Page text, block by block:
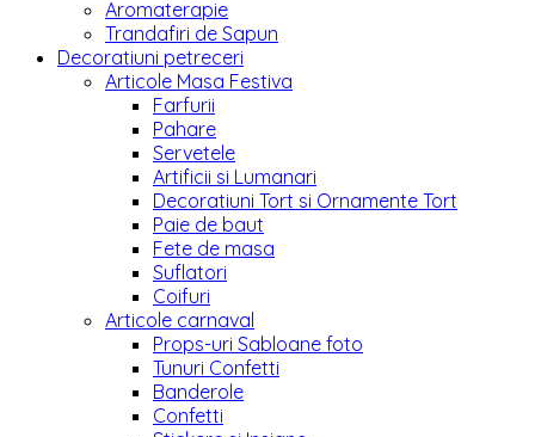
Aromaterapie
Trandafiri de Sapun
Decoratiuni petreceri
Articole Masa Festiva
Farfurii
Pahare
Servetele
Artificii si Lumanari
Decoratiuni Tort si Ornamente Tort
Paie de baut
Fete de masa
Suflatori
Coifuri
Articole carnaval
Props-uri Sabloane foto
Tunuri Confetti
Banderole
Confetti